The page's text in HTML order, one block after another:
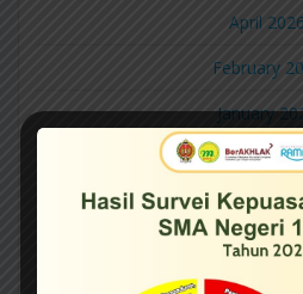
April 2026
February
January
December
November
October